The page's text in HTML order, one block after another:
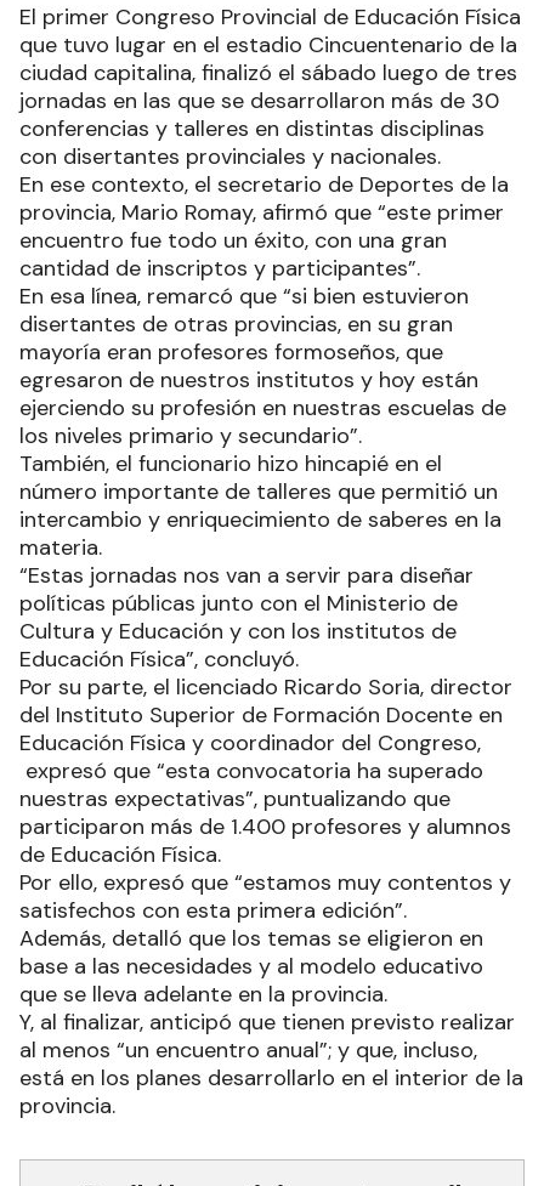
El primer Congreso Provincial de Educación Física
que tuvo lugar en el estadio Cincuentenario de la
ciudad capitalina, finalizó el sábado luego de tres
jornadas en las que se desarrollaron más de 30
conferencias y talleres en distintas disciplinas
con disertantes provinciales y nacionales.
En ese contexto, el secretario de Deportes de la
provincia, Mario Romay, afirmó que “este primer
encuentro fue todo un éxito, con una gran
cantidad de inscriptos y participantes”.
En esa línea, remarcó que “si bien estuvieron
disertantes de otras provincias, en su gran
mayoría eran profesores formoseños, que
egresaron de nuestros institutos y hoy están
ejerciendo su profesión en nuestras escuelas de
los niveles primario y secundario”.
También, el funcionario hizo hincapié en el
número importante de talleres que permitió un
intercambio y enriquecimiento de saberes en la
materia.
“Estas jornadas nos van a servir para diseñar
políticas públicas junto con el Ministerio de
Cultura y Educación y con los institutos de
Educación Física”, concluyó.
Por su parte, el licenciado Ricardo Soria, director
del Instituto Superior de Formación Docente en
Educación Física y coordinador del Congreso,
expresó que “esta convocatoria ha superado
nuestras expectativas”, puntualizando que
participaron más de 1.400 profesores y alumnos
de Educación Física.
Por ello, expresó que “estamos muy contentos y
satisfechos con esta primera edición”.
Además, detalló que los temas se eligieron en
base a las necesidades y al modelo educativo
que se lleva adelante en la provincia.
Y, al finalizar, anticipó que tienen previsto realizar
al menos “un encuentro anual”; y que, incluso,
está en los planes desarrollarlo en el interior de la
provincia.